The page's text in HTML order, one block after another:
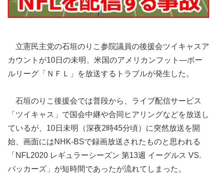
立憲民主党の石垣のりこ参院議員の後援会ツイキャスア
カウントが10日の未明、米国のアメリカンフット―ボー
ルリーグ「ＮＦＬ」を放送するトラブルが発生した。
石垣のりこ後援会では普段から、ライブ配信サービス
「ツイキャス」で国会中継や合同ヒアリングなどを放送し
ているが、10日未明（深夜2時45分頃）に突然放送を開
始、画面にはNHK-BSで録画放送されたものと思われる
「NFL2020 レギュラーシーズン 第13週 イーグルス VS.
パッカーズ」が短時間であったが流れてしまった。